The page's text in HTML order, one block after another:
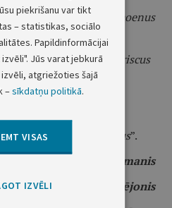
rūsgano melnceri
Schoenus
dižo aslapiCladium mariscus
un avotu purvi
Juncus subnodulosus”.
I.Godmanis
Vides ministrs
R.Vējonis
piekrišanu var tikt
– statistikas, sociālo
Papildinformācijai
Jūs varat jebkurā
atgriežoties šajā
–sīkdatņu politikā.
VISAS
IZVĒLI